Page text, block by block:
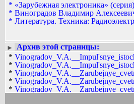
Вадим
* «Зарубежная электроника» (серия)
* Виноградов Владимир
* Литература. Техника:
►
Архив этой страницы:
*
*
*
*
*